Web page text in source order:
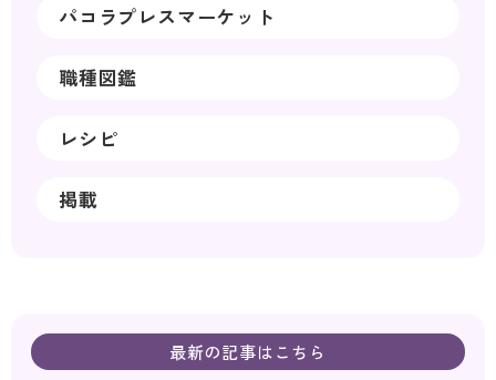
パコラプレスマーケット
職種図鑑
レシピ
掲載
最新の記事はこちら